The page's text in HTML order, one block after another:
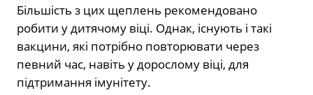
Більшість з цих щеплень рекомендовано
робити у дитячому віці. Однак, існують і такі
вакцини, які потрібно повторювати через
певний час, навіть у дорослому віці, для
підтримання імунітету.